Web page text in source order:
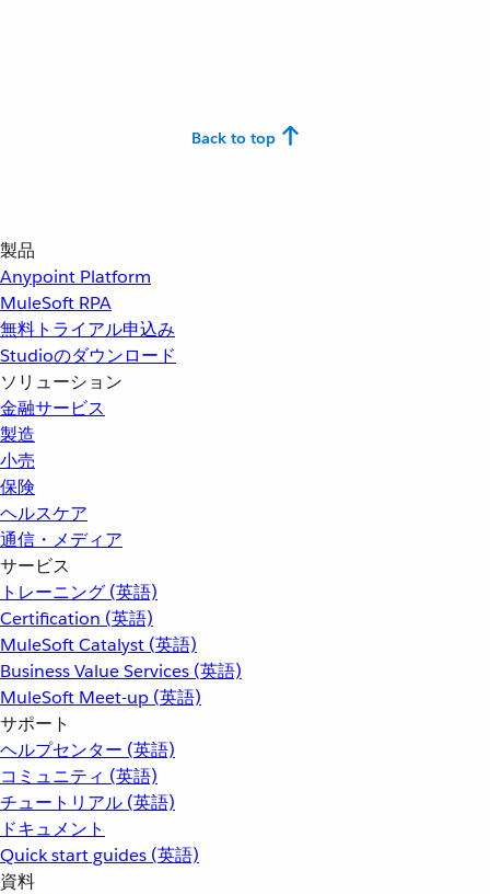
Back to top
製品
Anypoint Platform
MuleSoft RPA
無料トライアル申込み
Studioのダウンロード
ソリューション
金融サービス
製造
小売
保険
ヘルスケア
通信・メディア
サービス
トレーニング (英語)
Certification (英語)
MuleSoft Catalyst (英語)
Business Value Services (英語)
MuleSoft Meet-up (英語)
サポート
ヘルプセンター (英語)
コミュニティ (英語)
チュートリアル (英語)
ドキュメント
Quick start guides (英語)
資料